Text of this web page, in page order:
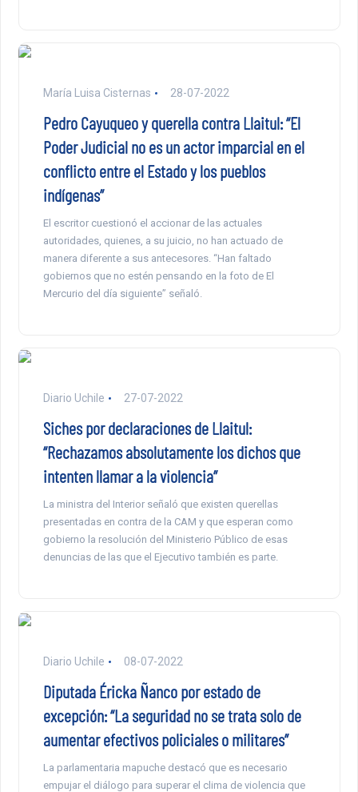
María Luisa Cisternas 28-07-2022
Pedro Cayuqueo y querella contra Llaitul: “El
Poder Judicial no es un actor imparcial en el
conflicto entre el Estado y los pueblos
indígenas”
El escritor cuestionó el accionar de las actuales
autoridades, quienes, a su juicio, no han actuado de
manera diferente a sus antecesores. “Han faltado
gobiernos que no estén pensando en la foto de El
Mercurio del día siguiente” señaló.
Diario Uchile 27-07-2022
Siches por declaraciones de Llaitul:
“Rechazamos absolutamente los dichos que
intenten llamar a la violencia”
La ministra del Interior señaló que existen querellas
presentadas en contra de la CAM y que esperan como
gobierno la resolución del Ministerio Público de esas
denuncias de las que el Ejecutivo también es parte.
Diario Uchile 08-07-2022
Diputada Éricka Ñanco por estado de
excepción: “La seguridad no se trata solo de
aumentar efectivos policiales o militares”
La parlamentaria mapuche destacó que es necesario
empujar el diálogo para superar el clima de violencia que